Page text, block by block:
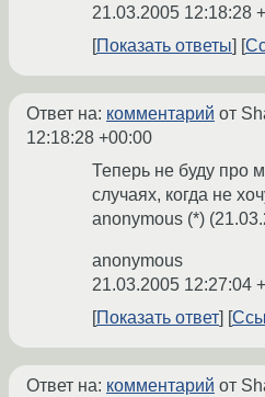
21.03.2005 12:18:28
Показать ответы
Ответ на: комментарий от
12:18:28 +00:00
Теперь не буду про
случаях, когда не
anonymous (*)
anonymous
21.03.2005 12:27:04
Показать ответ
Ответ на: комментарий от